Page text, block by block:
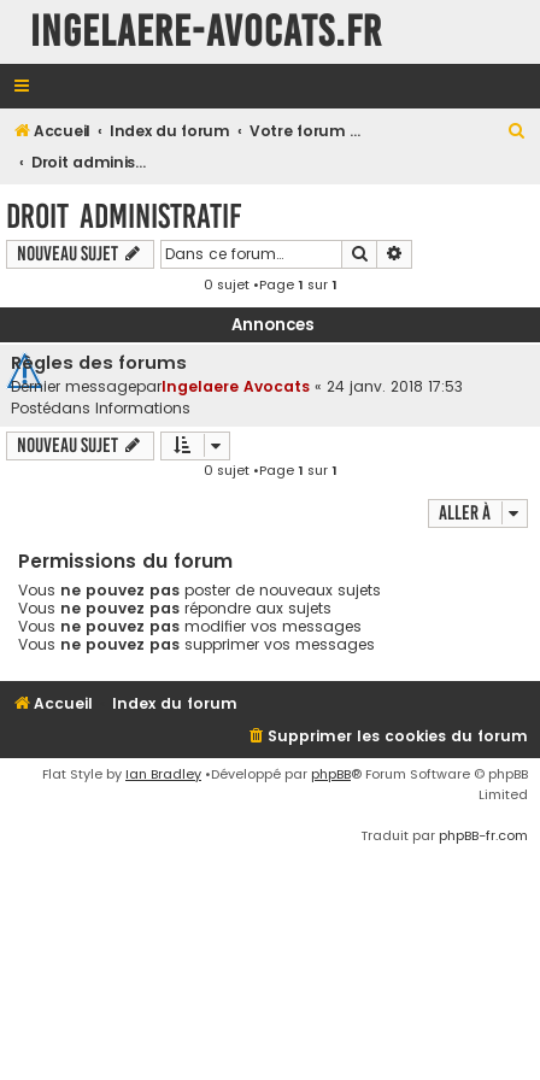
INGELAERE-AVOCATS.FR
Accueil Index du forum
Votre forum en Droit Public
Droit administratif
h
Droit administratif
Nouveau sujet Rechercher
0 sujet •Page1 sur1
Annonces
Règles des forums
Dernier messageparIngelaere Avocats « 24 janv. 2018 17:53
Postédans Informations
Nouveau sujet
0 sujet •Page1 sur1
Aller à
Permissions du forum
Vous ne pouvez pas poster de nouveaux sujets
Vous ne pouvez pas répondre aux sujets
Vous ne pouvez pas modifier vos messages
Vous ne pouvez pas supprimer vos messages
Accueil
Index du forum
Supprimer les cookies du forum
Flat Style by Ian Bradley •Développé par phpBB® Forum Software © phpBB
Limited
Traduit par phpBB-fr.com